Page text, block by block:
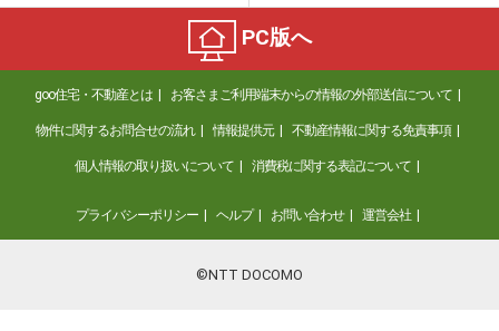
PC版へ
goo住宅・不動産とは お客さまご利用端末からの情報の外部送信について
物件に関するお問合せの流れ 情報提供元 不動産情報に関する免責事項
個人情報の取り扱いについて 消費税に関する表記について
プライバシーポリシー ヘルプ お問い合わせ 運営会社
©NTT DOCOMO